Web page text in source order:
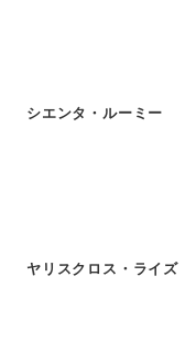
シエンタ・ルーミー
ヤリスクロス・ライズ